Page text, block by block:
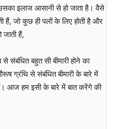
इलाज आसानी से हो जाता है। वैसे
हैं, जो कुछ ही पलों के लिए होती है और
हैं,
संबंधित बहुत सी बीमारी होने का
ग्रंथि से संबंधित बीमारी के बारे में
आज हम इसी के बारे में बात करेंगे की